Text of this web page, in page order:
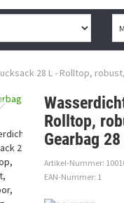
28 L - Rolltop,
Rolltop,
Gearbag 28
Artikel-Nummer:
EAN-Nummer: 1